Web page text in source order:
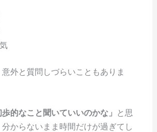
外と質問しづらいこともありま
歩的なこと聞いていいのかな」 と思
からないまま時間だけが過ぎてし